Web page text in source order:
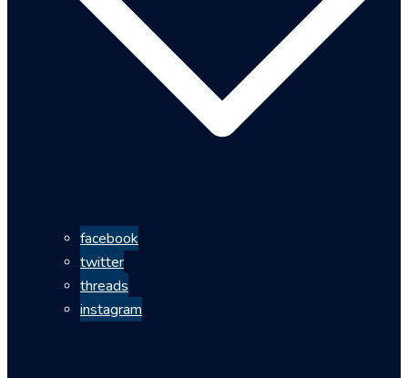
facebook
twitter
threads
instagram